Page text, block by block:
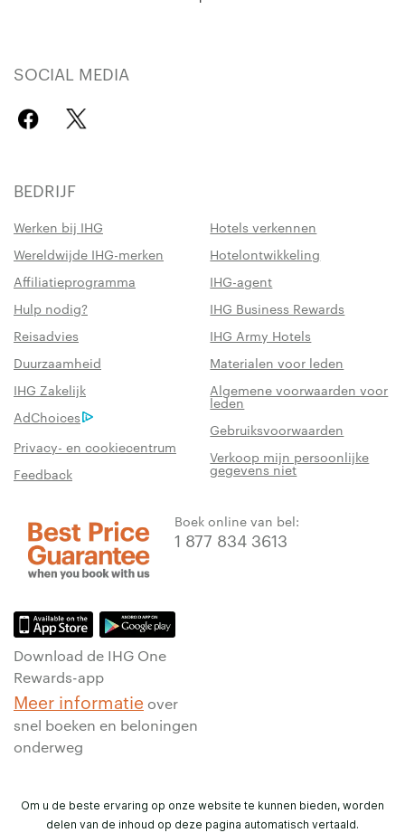
SOCIAL MEDIA
BEDRIJF
Werken bij IHG
Hotels verkennen
Wereldwijde IHG-merken
Hotelontwikkeling
Affiliatieprogramma
IHG-agent
Hulp nodig?
IHG Business Rewards
Reisadvies
IHG Army Hotels
Duurzaamheid
Materialen voor leden
IHG Zakelijk
Algemene voorwaarden voor
leden
AdChoices
Gebruiksvoorwaarden
Privacy- en cookiecentrum
Verkoop mijn persoonlijke
gegevens niet
Feedback
Boek online van bel:
1 877 834 3613
Download de IHG One
Rewards-app
Meer informatie over
snel boeken en beloningen
onderweg
Om u de beste ervaring op onze website te kunnen bieden, worden
delen van de inhoud op deze pagina automatisch vertaald.